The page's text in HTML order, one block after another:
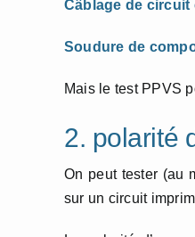
Câblage de circuit
Soudure de
Mais le test PPVS
2. polarité
On peut tester (au
sur un circuit